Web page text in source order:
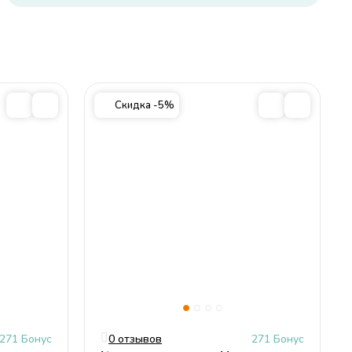
271 Бонус
Скидка -5%
0 отзывов 271 Бонус